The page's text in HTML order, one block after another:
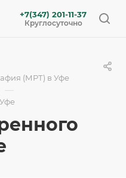
+7(347) 201-11-37
Круглосуточно
(МРТ) в Уфе
—